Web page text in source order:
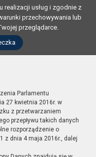
realizacji usług i zgodnie z
przechowywania lub
przeglądarce.
Parlamentu
27 kwietnia 2016r. w
z przetwarzaniem
przepływu takich danych
rozporządzenie o
z dnia 4 maja 2016r., dalej